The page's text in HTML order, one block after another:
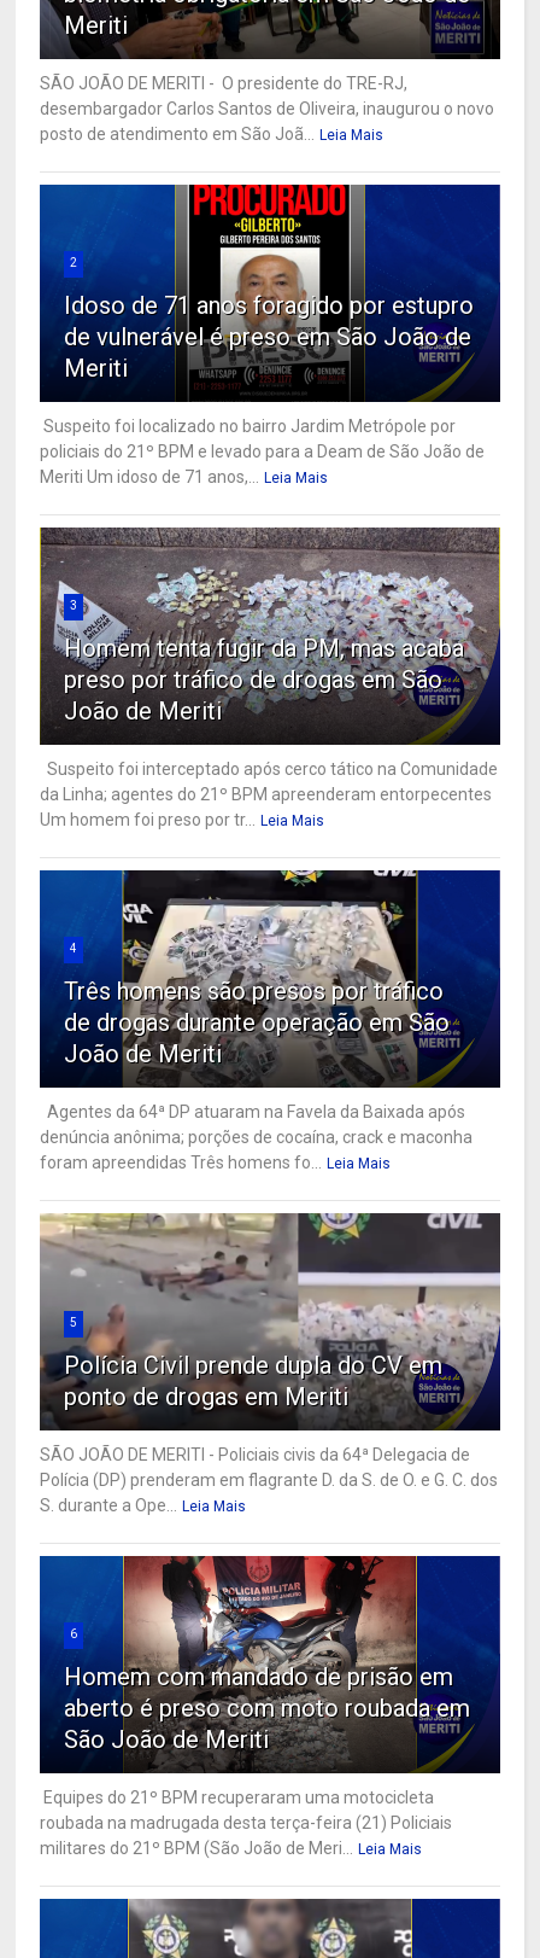
Meriti
SÃO JOÃO DE MERITI - O presidente do TRE-RJ,
desembargador Carlos Santos de Oliveira, inaugurou o novo
posto de atendimento em São Joã... Leia Mais
2
Idoso de 71 anos foragido por estupro
de vulnerável é preso em São João de
Meriti
Suspeito foi localizado no bairro Jardim Metrópole por
policiais do 21º BPM e levado para a Deam de São João de
Meriti Um idoso de 71 anos,... Leia Mais
3
Homem tenta fugir da PM, mas acaba
preso por tráfico de drogas em São
João de Meriti
Suspeito foi interceptado após cerco tático na Comunidade
da Linha; agentes do 21º BPM apreenderam entorpecentes
Um homem foi preso por tr... Leia Mais
4
Três homens são presos por tráfico
de drogas durante operação em São
João de Meriti
Agentes da 64ª DP atuaram na Favela da Baixada após
denúncia anônima; porções de cocaína, crack e maconha
foram apreendidas Três homens fo... Leia Mais
5
Polícia Civil prende dupla do CV em
ponto de drogas em Meriti
SÃO JOÃO DE MERITI - Policiais civis da 64ª Delegacia de
Polícia (DP) prenderam em flagrante D. da S. de O. e G. C. dos
S. durante a Ope... Leia Mais
6
Homem com mandado de prisão em
aberto é preso com moto roubada em
São João de Meriti
Equipes do 21º BPM recuperaram uma motocicleta
roubada na madrugada desta terça-feira (21) Policiais
militares do 21º BPM (São João de Meri... Leia Mais